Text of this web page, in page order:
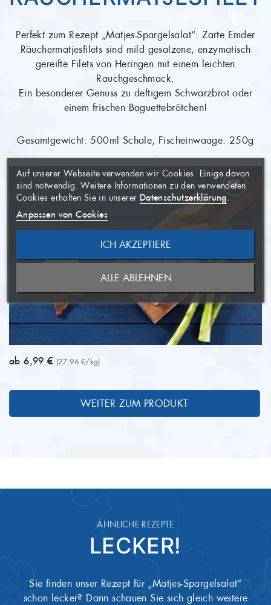
Perfekt zum Rezept „Matjes-Spargelsalat“: Zarte Emder
Räuchermatjesfilets sind mild gesalzene, enzymatisch
gereifte Filets von Heringen mit einem leichten
Rauchgeschmack.
Ein besonderer Genuss zu deftigem Schwarzbrot oder
einem frischen Baguettebrötchen!
Gesamtgewicht: 500ml Schale, Fischeinwaage: 250g
ab 6,99 € (27,96 €/kg)
WEITER ZUM PRODUKT
ÄHNLICHE REZEPTE
LECKER!
Sie finden unser Rezept für „Matjes-Spargelsalat“
schon lecker? Dann schauen Sie sich gleich weitere
AUF MEINE
WUNSCHLISTE
×
((MODALTITLE)) ×
((confirmMessage))
ERSTELLEN
×
Name der Wunschliste
ABBRECHEN
WUNSCHLISTE ERSTELLEN
ANMELDEN ×
Sie müssen angemeldet sein, um
Artikel Ihrer Wunschliste
hinzufügen zu können.
ABBRECHEN
ANMELDEN
Auf unserer Webseite verwenden wir Cookies. Einige davon
sind notwendig. Weitere Informationen zu den verwendeten
Cookies erhalten Sie in unserer Datenschutzerklärung
Anpassen von Cookies
ALLE ABLEHNEN
ICH AKZEPTIERE